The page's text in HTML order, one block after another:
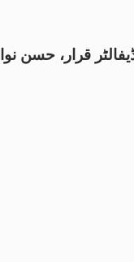
قرار، حسن